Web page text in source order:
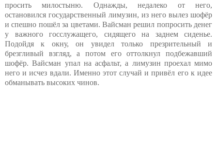
просить милостыню. Однажды, недалеко от него,
остановился государственный лимузин, из него вылез шофёр
и спешно пошёл за цветами. Вайсман решил попросить денег
у важного госслужащего, сидящего на заднем сиденье.
Подойдя к окну, он увидел только презрительный и
брезгливый взгляд, а потом его оттолкнул подбежавший
шофёр. Вайсман упал на асфальт, а лимузин проехал мимо
него и исчез вдали. Именно этот случай и привёл его к идее
обманывать высоких чинов.